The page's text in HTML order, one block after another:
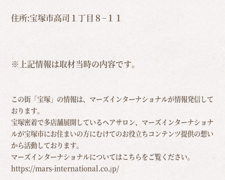
住所:宝塚市高司１丁目８−１１
※上記情報は取材当時の内容です。
この街「宝塚」の情報は、マーズインターナショナルが情報発信して
おります。
宝塚密着で多店舗展開しているヘアサロン、マーズインターナショナ
ルが宝塚市にお住まいの方にむけてのお役立ちコンテンツ提供の想い
から活動しております。
マーズインターナショナルについてはこちらをご覧ください。
https://mars-international.co.jp/